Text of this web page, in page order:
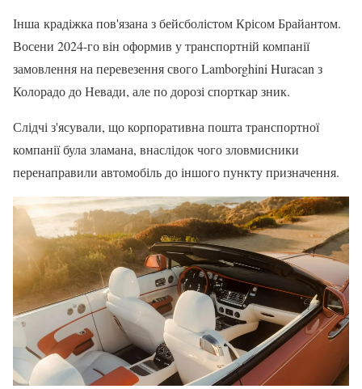
Інша крадіжка пов'язана з бейсболістом Крісом Брайантом.
Восени 2024-го він оформив у транспортній компанії
замовлення на перевезення свого Lamborghini Huracan з
Колорадо до Невади, але по дорозі спорткар зник.
Слідчі з'ясували, що корпоративна пошта транспортної
компанії була зламана, внаслідок чого зловмисники
перенаправили автомобіль до іншого пункту призначення.